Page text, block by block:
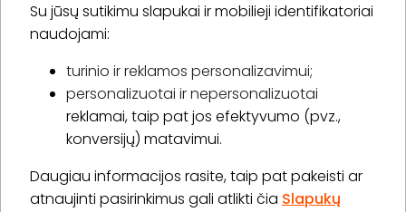
Su jūsų sutikimu slapukai ir mobilieji identifikatoriai
naudojami:
turinio ir reklamos personalizavimui;
personalizuotai ir nepersonalizuotai
reklamai, taip pat jos efektyvumo (pvz.,
konversijų) matavimui.
Daugiau informacijos rasite, taip pat pakeisti ar
atnaujinti pasirinkimus gali atlikti čia Slapukų
Prenumeruoti
Apie „BookitNow“
Informacija
„GERA DOVANA“ GRUPĖ